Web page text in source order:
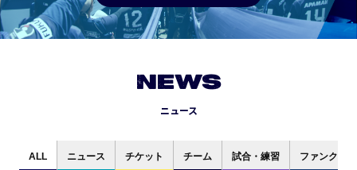
NEWS
ニュース
ALL ニュース チケット チーム 試合・練習 ファンクラブ